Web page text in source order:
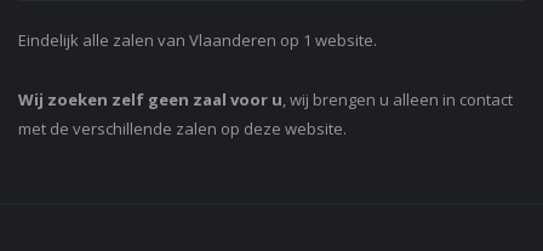
Eindelijk alle zalen van Vlaanderen op 1 website.
Wij zoeken zelf geen zaal voor u, wij brengen u alleen in contact
met de verschillende zalen op deze website.